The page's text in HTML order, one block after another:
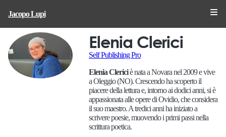
Jacopo Lupi
Elenia Clerici
Self Publishing Pro
Elenia Clericiè nata a Novara nel 2009 e vive
a Oleggio (NO). Crescendo ha scoperto il
piacere della lettura e, intorno ai dodici anni, si è
appassionata alle opere di Ovidio, che considera
il suo maestro. A tredici anni ha iniziato a
scrivere poesie, muovendo i primi passi nella
scrittura poetica.